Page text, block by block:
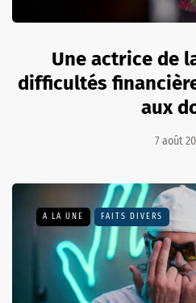
Une actrice de
difficultés
aux
7 août
A LA UNE FAITS DIVERS